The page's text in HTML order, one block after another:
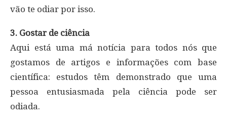
vão te odiar por isso.
3. Gostar de ciência
Aqui está uma má notícia para todos nós que
gostamos de artigos e informações com base
científica: estudos têm demonstrado que uma
pessoa entusiasmada pela ciência pode ser
odiada.